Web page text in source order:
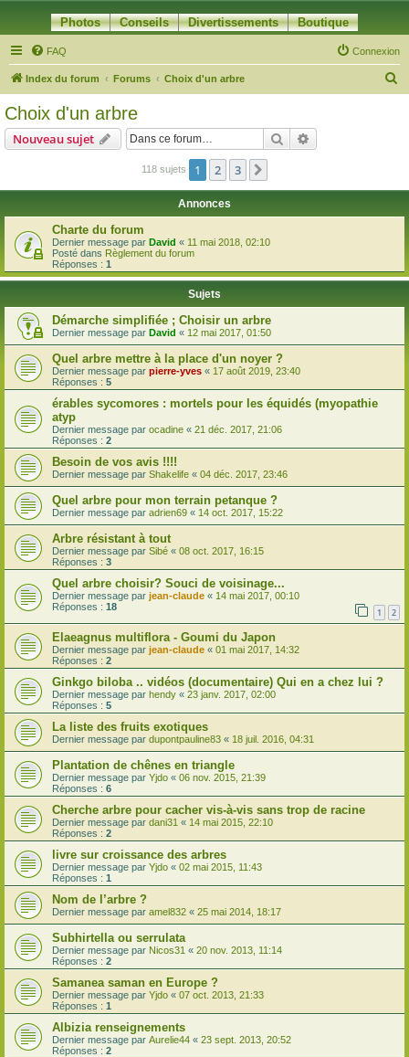
Photos Conseils Divertissements Boutique
FAQ Connexion
Index du forum Forums Choix d'un arbre
r
Choix d'un arbre
Nouveau sujet Rechercher
118 sujets 1 2 3
Annonces
Charte du forum
Dernier message par David « 11 mai 2018, 02:10
Posté dans Règlement du forum
Réponses : 1
Sujets
Démarche simplifiée ; Choisir un arbre
Dernier message par David « 12 mai 2017, 01:50
Quel arbre mettre à la place d'un noyer ?
Dernier message par pierre-yves « 17 août 2019, 23:40
Réponses : 5
érables sycomores : mortels pour les équidés (myopathie
atyp
Dernier message par ocadine « 21 déc. 2017, 21:06
Réponses : 2
Besoin de vos avis !!!!
Dernier message par Shakelife « 04 déc. 2017, 23:46
Quel arbre pour mon terrain petanque ?
Dernier message par adrien69 « 14 oct. 2017, 15:22
Arbre résistant à tout
Dernier message par Sibé « 08 oct. 2017, 16:15
Réponses : 3
Quel arbre choisir? Souci de voisinage...
Dernier message par jean-claude « 14 mai 2017, 00:10
Réponses : 18 1 2
Elaeagnus multiflora - Goumi du Japon
Dernier message par jean-claude « 01 mai 2017, 14:32
Réponses : 2
Ginkgo biloba .. vidéos (documentaire) Qui en a chez lui ?
Dernier message par hendy « 23 janv. 2017, 02:00
Réponses : 5
La liste des fruits exotiques
Dernier message par dupontpauline83 « 18 juil. 2016, 04:31
Plantation de chênes en triangle
Dernier message par Yjdo « 06 nov. 2015, 21:39
Réponses : 6
Cherche arbre pour cacher vis-à-vis sans trop de racine
Dernier message par dani31 « 14 mai 2015, 22:10
Réponses : 2
livre sur croissance des arbres
Dernier message par Yjdo « 02 mai 2015, 11:43
Réponses : 1
Nom de l’arbre ?
Dernier message par amel832 « 25 mai 2014, 18:17
Subhirtella ou serrulata
Dernier message par Nicos31 « 20 nov. 2013, 11:14
Réponses : 2
Samanea saman en Europe ?
Dernier message par Yjdo « 07 oct. 2013, 21:33
Réponses : 1
Albizia renseignements
Dernier message par Aurelie44 « 23 sept. 2013, 20:52
Réponses : 2